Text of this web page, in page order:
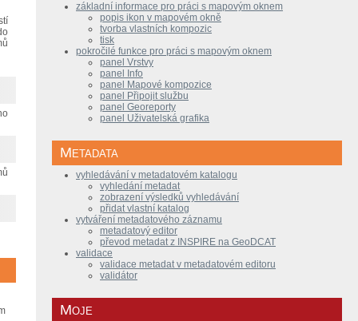
základní informace pro práci s mapovým oknem
popis ikon v mapovém okně
tvorba vlastních kompozic
tisk
pokročilé funkce pro práci s mapovým oknem
panel Vrstvy
panel Info
panel Mapové kompozice
panel Připojit službu
panel Georeporty
panel Uživatelská grafika
Metadata
vyhledávání v metadatovém katalogu
vyhledání metadat
zobrazení výsledků vyhledávání
přidat vlastní katalog
vytváření metadatového záznamu
metadatový editor
převod metadat z INSPIRE na GeoDCAT
validace
validace metadat v metadatovém editoru
validátor
Moje